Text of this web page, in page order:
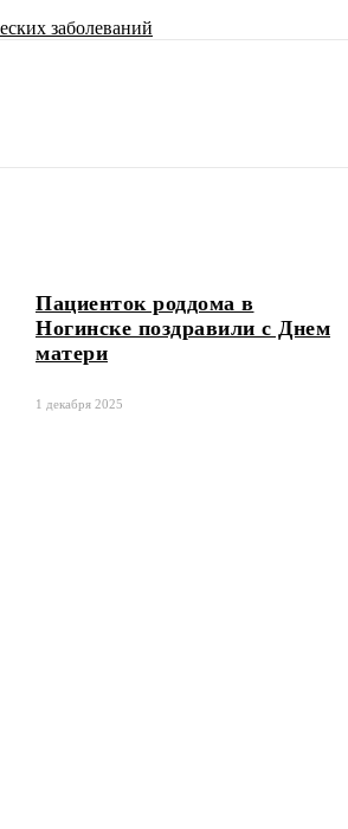
Пациенток роддома в
Ногинске поздравили с Днем
матери
1 декабря 2025